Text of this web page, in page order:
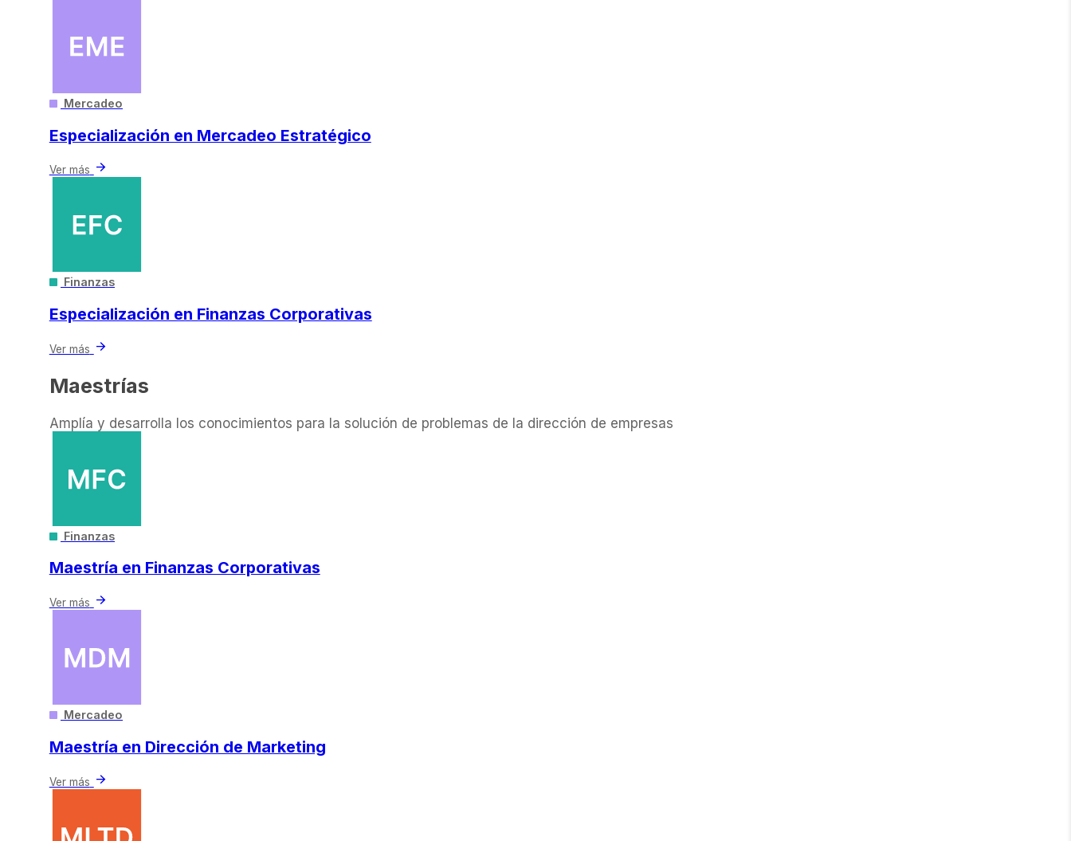
Mercadeo
Especialización en Mercadeo Estratégico
Ver más arrow_forward
Finanzas
Especialización en Finanzas Corporativas
Ver más arrow_forward
Maestrías
Amplía y desarrolla los conocimientos para la solución de problemas de la dirección de empresas
Finanzas
Maestría en Finanzas Corporativas
Ver más arrow_forward
Mercadeo
Maestría en Dirección de Marketing
Ver más arrow_forward